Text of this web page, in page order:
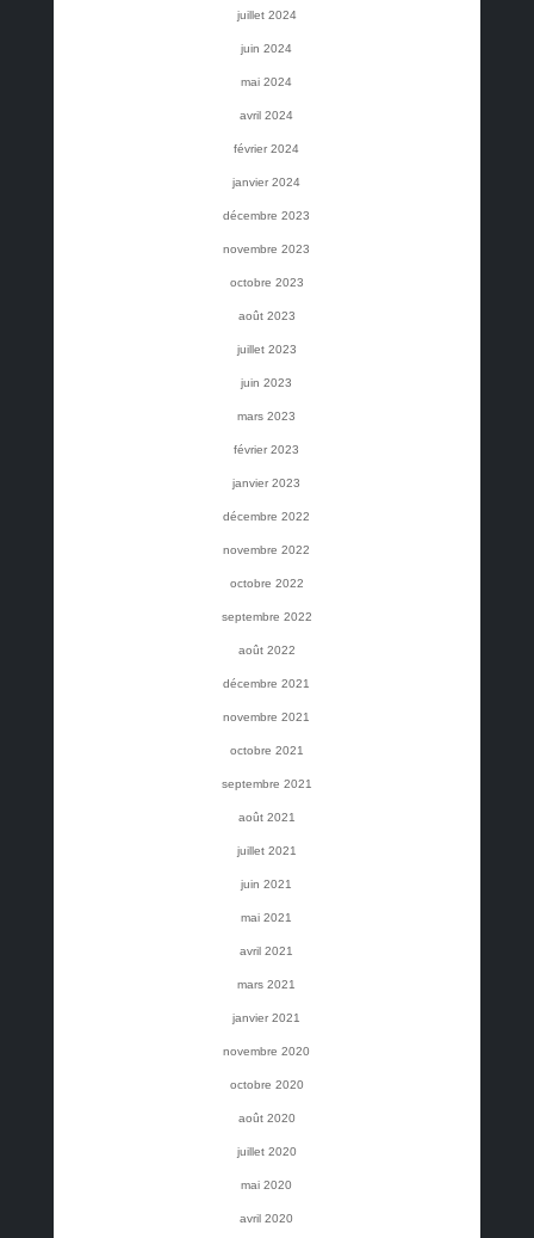
juillet 2024
juin 2024
mai 2024
avril 2024
février 2024
janvier 2024
décembre 2023
novembre 2023
octobre 2023
août 2023
juillet 2023
juin 2023
mars 2023
février 2023
janvier 2023
décembre 2022
novembre 2022
octobre 2022
septembre 2022
août 2022
décembre 2021
novembre 2021
octobre 2021
septembre 2021
août 2021
juillet 2021
juin 2021
mai 2021
avril 2021
mars 2021
janvier 2021
novembre 2020
octobre 2020
août 2020
juillet 2020
mai 2020
avril 2020